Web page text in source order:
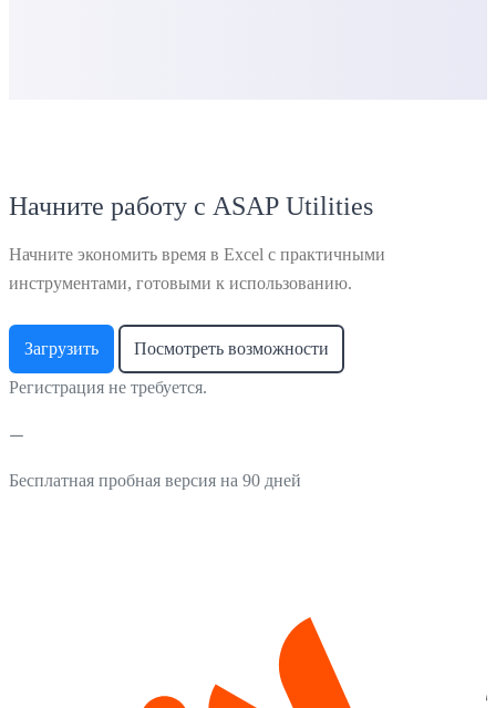
Начните работу с ASAP Utilities
Начните экономить время в Excel с практичными
инструментами, готовыми к использованию.
Загрузить Посмотреть возможности
Регистрация не требуется.
Бесплатная пробная версия на 90 дней